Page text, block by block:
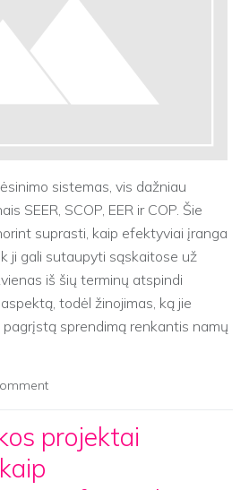
sistemas, vis dažniau
SEER, SCOP, EER ir COP. Šie
suprasti, kaip efektyviai įranga
ji gali sutaupyti sąskaitose už
iš šių terminų atspindi
todėl žinojimas, ką jie
pagrįstą sprendimą renkantis namų
projektai